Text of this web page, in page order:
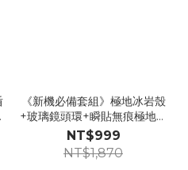
《新機必備套組》極地冰岩殼
+玻璃鏡頭環+瞬貼無痕極地冰
盾貼【GG28】
NT$999
NT$1,870